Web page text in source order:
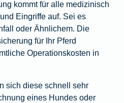
kommt für alle medizinisch
Eingriffe auf. Sei es
oder Ähnlichem. Die
für Ihr Pferd
Operationskosten in
sich diese schnell sehr
eines Hundes oder